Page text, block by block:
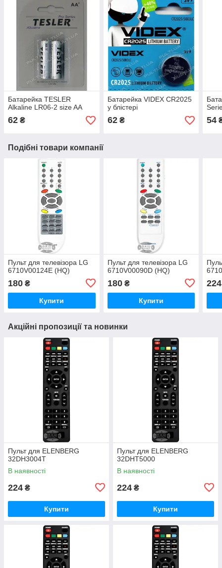
Батарейка TESLER
Alkaline LR06-2 size AA
62 ₴
Батарейка VIDEX CR2025
у блістері
62₴ 54
Подібні товари компанії
Пульт для телевізора LG
6710V00124E (HQ)
180 ₴
Купити
Пульт для телевізора LG
6710V00090D (HQ)
180₴
Купити
224
Акційні пропозиції та новинки
Пульт для ELENBERG
32DH3004T
В наявності
224 ₴
Купити
Пульт для ELENBERG
32DHT5000
В наявності
224 ₴
Купити